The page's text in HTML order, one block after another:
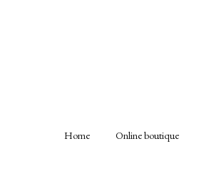
Home Online boutique